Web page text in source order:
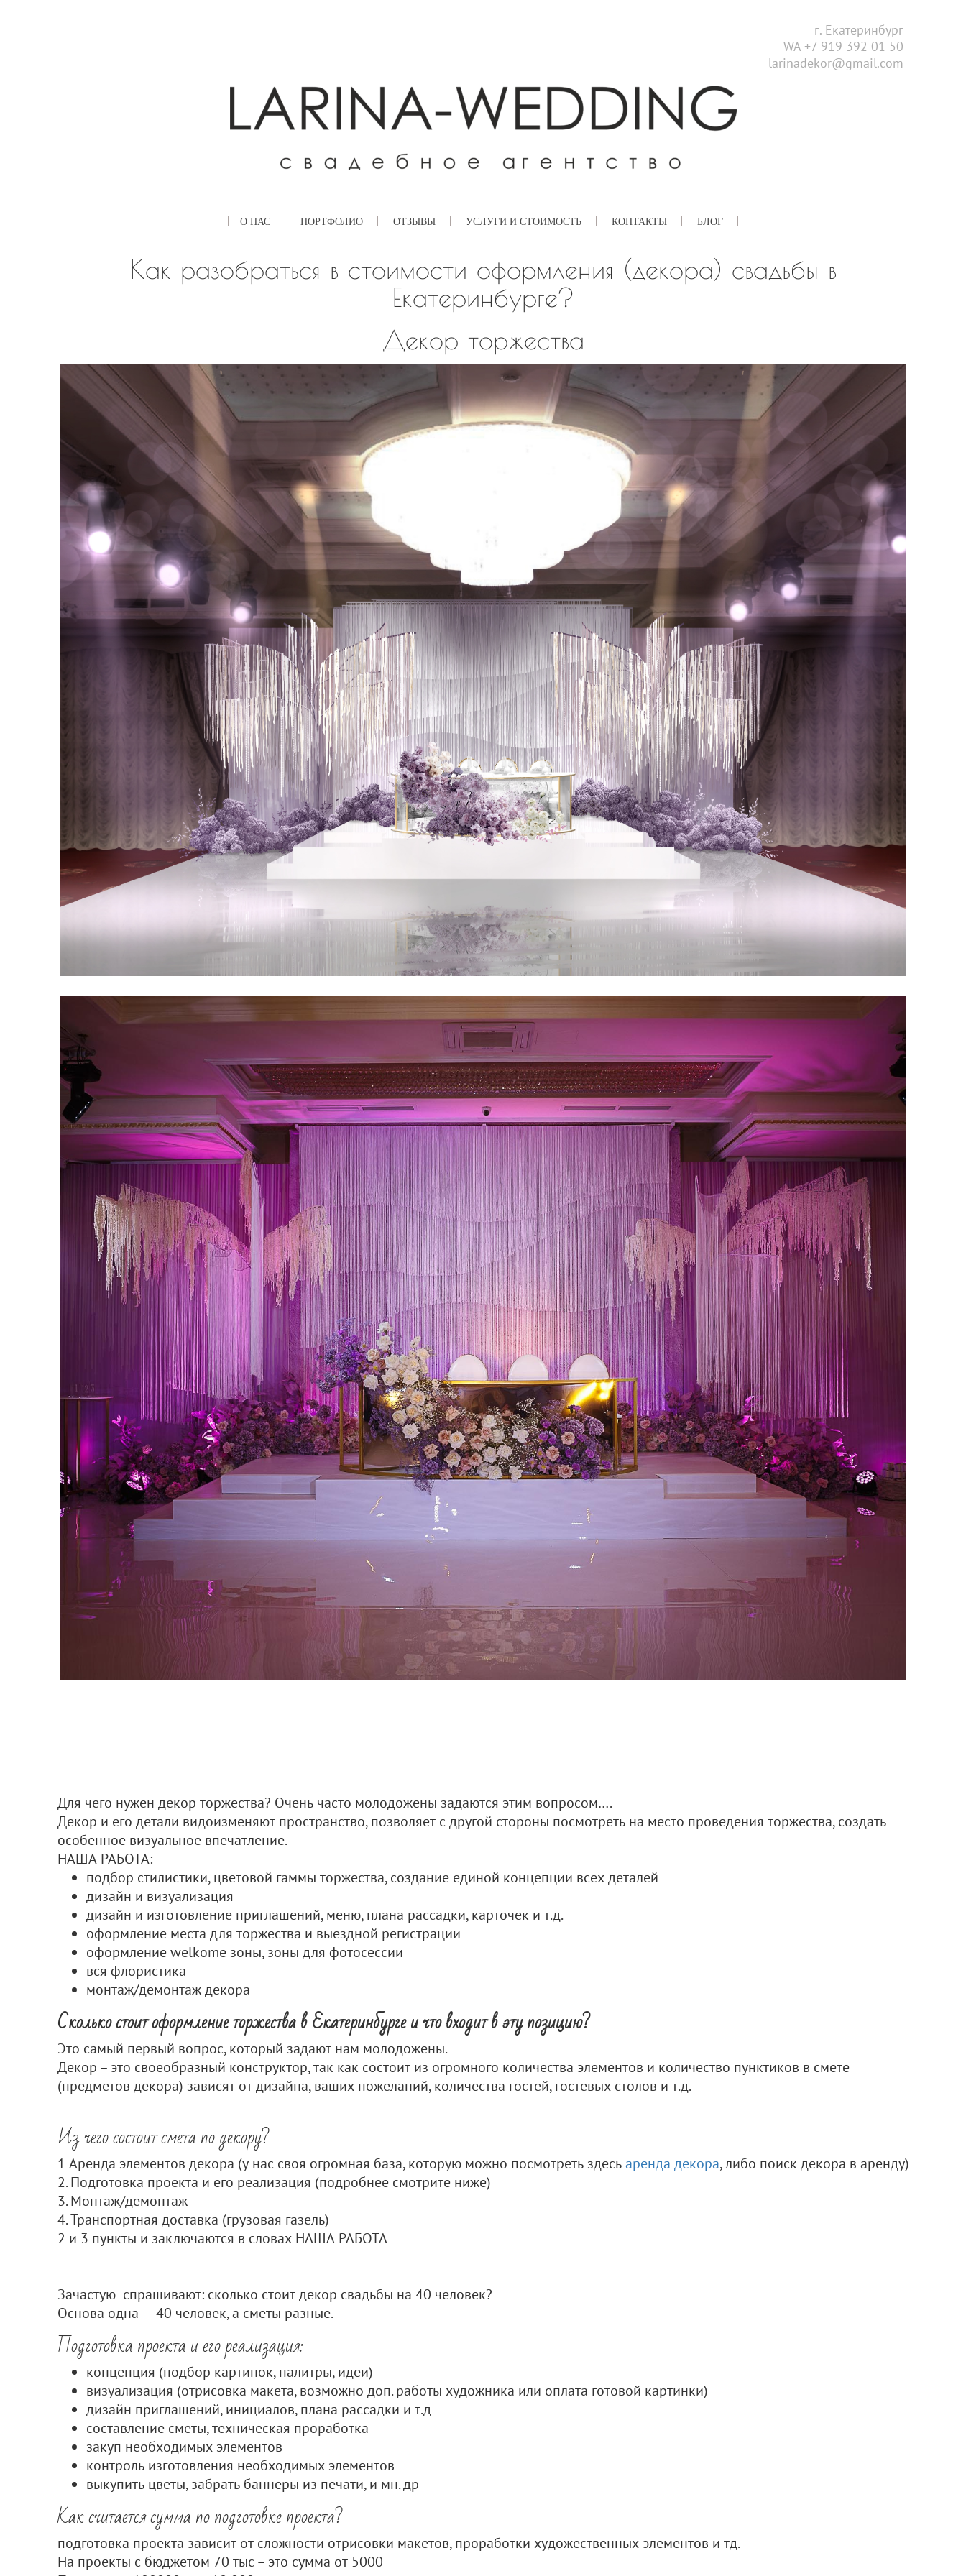
г. Екатеринбург
WA +7 919 392 01 50
larinadekor@gmail.com
О НАС ПОРТФОЛИО ОТЗЫВЫ УСЛУГИ И СТОИМОСТЬ КОНТАКТЫ БЛОГ
Как разобраться в стоимости оформления (декора) свадьбы в
Екатеринбурге?
Декор торжества
Для чего нужен декор торжества? Очень часто молодожены задаются этим вопросом….
Декор и его детали видоизменяют пространство, позволяет с другой стороны посмотреть на место проведения торжества, создать
особенное визуальное впечатление.
НАША РАБОТА:
подбор стилистики, цветовой гаммы торжества, создание единой концепции всех деталей
дизайн и визуализация
дизайн и изготовление приглашений, меню, плана рассадки, карточек и т.д.
оформление места для торжества и выездной регистрации
оформление welkome зоны, зоны для фотосессии
вся флористика
монтаж/демонтаж декора
Сколько стоит оформление торжества в Екатеринбурге и что входит в эту позицию?
Это самый первый вопрос, который задают нам молодожены.
Декор – это своеобразный конструктор, так как состоит из огромного количества элементов и количество пунктиков в смете
(предметов декора) зависят от дизайна, ваших пожеланий, количества гостей, гостевых столов и т.д.
Из чего состоит смета по декору?
1 Аренда элементов декора (у нас своя огромная база, которую можно посмотреть здесьаренда декора, либо поиск декора в аренду)
2. Подготовка проекта и его реализация (подробнее смотрите ниже)
3. Монтаж/демонтаж
4. Транспортная доставка (грузовая газель)
2 и 3 пункты и заключаются в словах НАША РАБОТА
Зачастую спрашивают: сколько стоит декор свадьбы на 40 человек?
Основа одна – 40 человек, а сметы разные.
Подготовка проекта и его реализация:
концепция (подбор картинок, палитры, идеи)
визуализация (отрисовка макета, возможно доп. работы художника или оплата готовой картинки)
дизайн приглашений, инициалов, плана рассадки и т.д
составление сметы, техническая проработка
закуп необходимых элементов
контроль изготовления необходимых элементов
выкупить цветы, забрать баннеры из печати, и мн. др
Как считается сумма по подготовке проекта?
подготовка проекта зависит от сложности отрисовки макетов, проработки художественных элементов и тд.
На проекты с бюджетом 70 тыс – это сумма от 5000